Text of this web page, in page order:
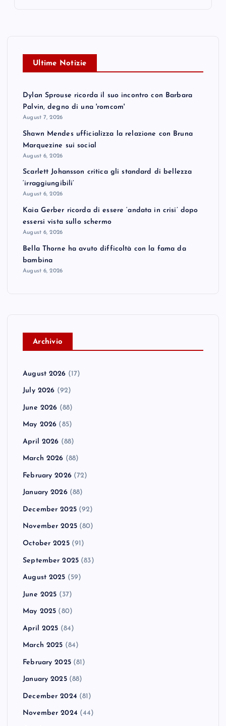
Ultime Notizie
Dylan Sprouse ricorda il suo incontro con Barbara
Palvin, degno di una 'romcom'
August 7, 2026
Shawn Mendes ufficializza la relazione con Bruna
Marquezine sui social
August 6, 2026
Scarlett Johansson critica gli standard di bellezza
‘irraggiungibili’
August 6, 2026
Kaia Gerber ricorda di essere ‘andata in crisi’ dopo
essersi vista sullo schermo
August 6, 2026
Bella Thorne ha avuto difficoltà con la fama da
bambina
August 6, 2026
Archivio
August 2026 (17)
July 2026 (92)
June 2026 (88)
May 2026 (85)
April 2026 (88)
March 2026 (88)
February 2026(72)
January 2026(88)
December 2025(92)
November 2025(80)
October 2025(91)
September 2025 (83)
August 2025 (59)
June 2025 (37)
May 2025 (80)
April 2025 (84)
March 2025 (84)
February 2025(81)
January 2025(88)
December 2024 (81)
November 2024 (44)